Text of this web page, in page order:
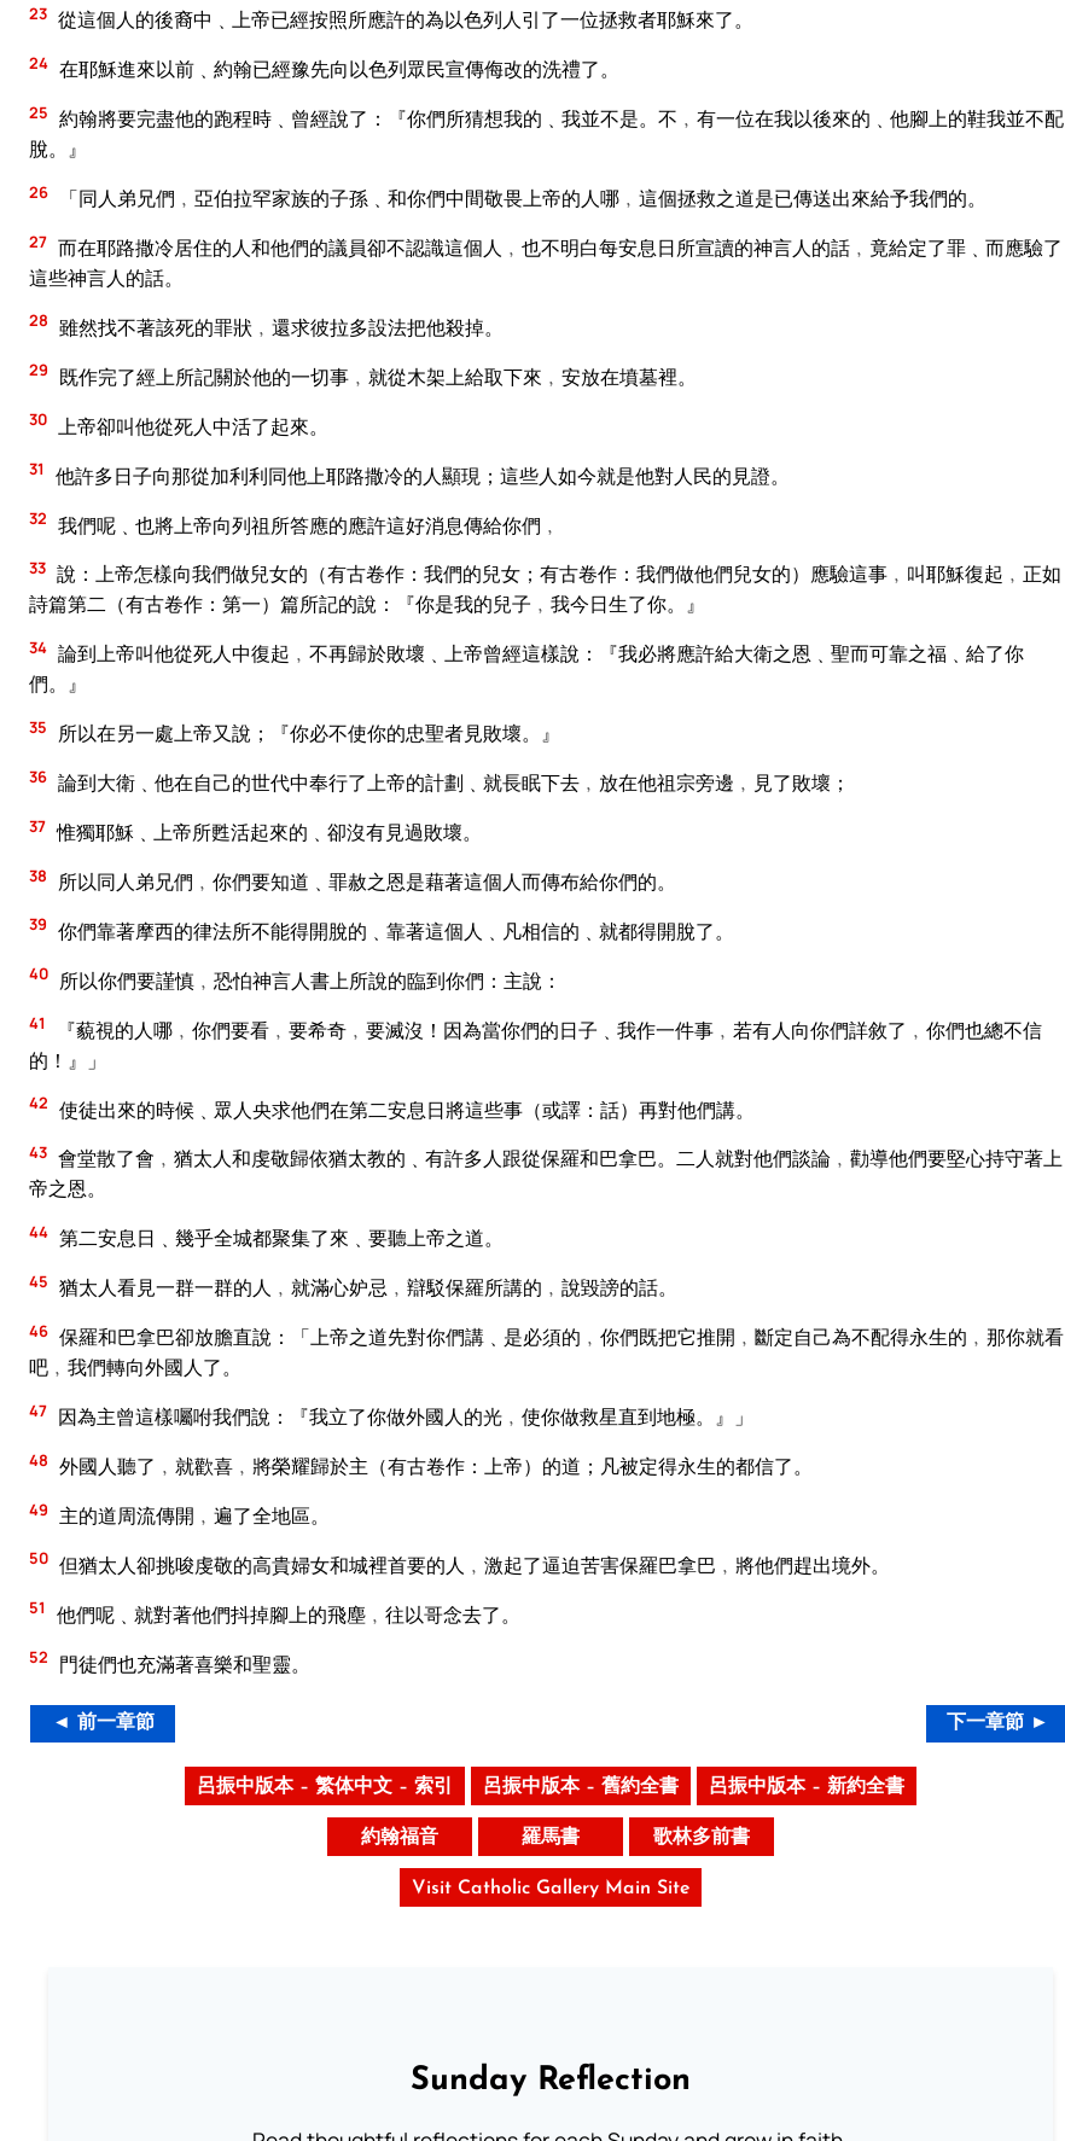
23 從這個人的後裔中﹑上帝已經按照所應許的為以色列人引了一位拯救者耶穌來了。
24 在耶穌進來以前﹑約翰已經豫先向以色列眾民宣傳侮改的洗禮了。
25 約翰將要完盡他的跑程時﹑曾經說了：『你們所猜想我的﹑我並不是。不﹐有一位在我以後來的﹑他腳上的鞋我並不配
脫。』
26 「同人弟兄們﹐亞伯拉罕家族的子孫﹑和你們中間敬畏上帝的人哪﹐這個拯救之道是已傳送出來給予我們的。
27 而在耶路撒冷居住的人和他們的議員卻不認識這個人﹐也不明白每安息日所宣讀的神言人的話﹐竟給定了罪﹑而應驗了
這些神言人的話。
28 雖然找不著該死的罪狀﹐還求彼拉多設法把他殺掉。
29 既作完了經上所記關於他的一切事﹐就從木架上給取下來﹐安放在墳墓裡。
30 上帝卻叫他從死人中活了起來。
31 他許多日子向那從加利利同他上耶路撒冷的人顯現；這些人如今就是他對人民的見證。
32 我們呢﹑也將上帝向列祖所答應的應許這好消息傳給你們﹐
33 說：上帝怎樣向我們做兒女的（有古卷作：我們的兒女；有古卷作：我們做他們兒女的）應驗這事﹐叫耶穌復起﹐正如
詩篇第二（有古卷作：第一）篇所記的說：『你是我的兒子﹐我今日生了你。』
34 論到上帝叫他從死人中復起﹐不再歸於敗壞﹑上帝曾經這樣說：『我必將應許給大衛之恩﹑聖而可靠之福﹑給了你
們。』
35 所以在另一處上帝又說；『你必不使你的忠聖者見敗壞。』
36 論到大衛﹑他在自己的世代中奉行了上帝的計劃﹑就長眠下去﹐放在他祖宗旁邊﹐見了敗壞；
37 惟獨耶穌﹑上帝所甦活起來的﹑卻沒有見過敗壞。
38 所以同人弟兄們﹐你們要知道﹑罪赦之恩是藉著這個人而傳布給你們的。
39 你們靠著摩西的律法所不能得開脫的﹑靠著這個人﹑凡相信的﹑就都得開脫了。
40 所以你們要謹慎﹐恐怕神言人書上所說的臨到你們：主說：
41
『藐視的人哪﹐你們要看﹐要希奇﹐要滅沒！因為當你們的日子﹑我作一件事﹐若有人向你們詳敘了﹐你們也總不信
的！』」
42 使徒出來的時候﹑眾人央求他們在第二安息日將這些事（或譯：話）再對他們講。
43 會堂散了會﹐猶太人和虔敬歸依猶太教的﹑有許多人跟從保羅和巴拿巴。二人就對他們談論﹐勸導他們要堅心持守著上
帝之恩。
44 第二安息日﹑幾乎全城都聚集了來﹑要聽上帝之道。
45 猶太人看見一群一群的人﹐就滿心妒忌﹐辯駁保羅所講的﹐說毀謗的話。
46 保羅和巴拿巴卻放膽直說：「上帝之道先對你們講﹑是必須的﹐你們既把它推開﹐斷定自己為不配得永生的﹐那你就看
吧﹐我們轉向外國人了。
47 因為主曾這樣囑咐我們說：『我立了你做外國人的光﹐使你做救星直到地極。』」
48 外國人聽了﹐就歡喜﹐將榮耀歸於主（有古卷作：上帝）的道；凡被定得永生的都信了。
49 主的道周流傳開﹐遍了全地區。
50 但猶太人卻挑唆虔敬的高貴婦女和城裡首要的人﹐激起了逼迫苦害保羅巴拿巴﹐將他們趕出境外。
51 他們呢﹑就對著他們抖掉腳上的飛塵﹐往以哥念去了。
52 門徒們也充滿著喜樂和聖靈。
◄ 前一章節 下一章節 ►
呂振中版本 – 繁体中文 – 索引 呂振中版本 – 舊約全書 呂振中版本 – 新約全書
約翰福音 羅馬書 歌林多前書
Visit Catholic Gallery Main Site
Sunday Reflection